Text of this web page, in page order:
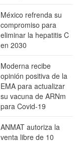
México refrenda su
compromiso para
eliminar la hepatitis C
en 2030
Moderna recibe
opinión positiva de la
EMA para actualizar
su vacuna de ARNm
para Covid-19
ANMAT autoriza la
venta libre de 10